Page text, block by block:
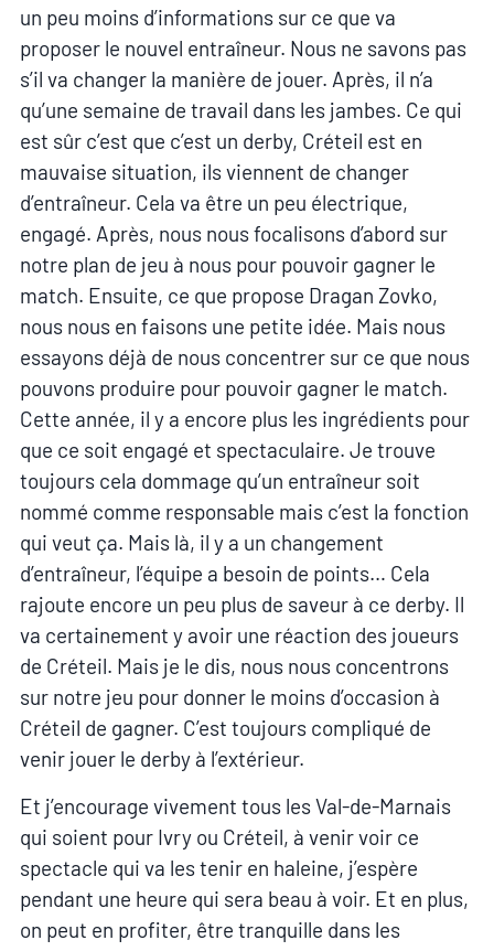
un peu moins d’informations sur ce que va
proposer le nouvel entraîneur. Nous ne savons pas
s’il va changer la manière de jouer. Après, il n’a
qu’une semaine de travail dans les jambes. Ce qui
est sûr c’est que c’est un derby, Créteil est en
mauvaise situation, ils viennent de changer
d’entraîneur. Cela va être un peu électrique,
engagé. Après, nous nous focalisons d’abord sur
notre plan de jeu à nous pour pouvoir gagner le
match. Ensuite, ce que propose Dragan Zovko,
nous nous en faisons une petite idée. Mais nous
essayons déjà de nous concentrer sur ce que nous
pouvons produire pour pouvoir gagner le match.
Cette année, il y a encore plus les ingrédients pour
que ce soit engagé et spectaculaire. Je trouve
toujours cela dommage qu’un entraîneur soit
nommé comme responsable mais c’est la fonction
qui veut ça. Mais là, il y a un changement
d’entraîneur, l’équipe a besoin de points… Cela
rajoute encore un peu plus de saveur à ce derby. Il
va certainement y avoir une réaction des joueurs
de Créteil. Mais je le dis, nous nous concentrons
sur notre jeu pour donner le moins d’occasion à
Créteil de gagner. C’est toujours compliqué de
venir jouer le derby à l’extérieur.
Et j’encourage vivement tous les Val-de-Marnais
qui soient pour Ivry ou Créteil, à venir voir ce
spectacle qui va les tenir en haleine, j’espère
pendant une heure qui sera beau à voir. Et en plus,
on peut en profiter, être tranquille dans les